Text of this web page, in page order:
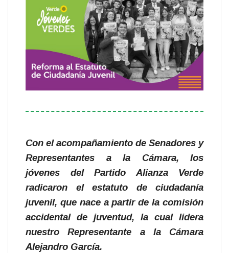
Con el acompañamiento de Senadores y
Representantes a la Cámara, los
jóvenes del Partido Alianza Verde
radicaron el estatuto de ciudadanía
juvenil, que nace a partir de la comisión
accidental de juventud, la cual lidera
nuestro Representante a la Cámara
Alejandro García.